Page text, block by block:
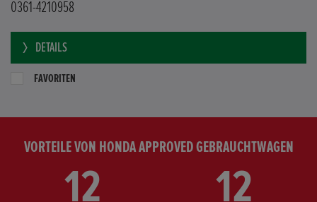
0361-4210958
DETAILS
FAVORITEN
VORTEILE VON HONDA APPROVED GEBRAUCHTWAGEN
12 12